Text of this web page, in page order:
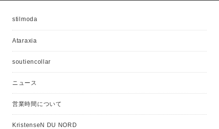
stilmoda
Ataraxia
soutiencollar
ニュース
営業時間について
KristenseN DU NORD